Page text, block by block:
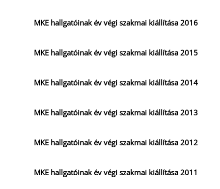
MKE hallgatóinak év végi szakmai kiállítása 2016
MKE hallgatóinak év végi szakmai kiállítása 2015
MKE hallgatóinak év végi szakmai kiállítása 2014
MKE hallgatóinak év végi szakmai kiállítása 2013
MKE hallgatóinak év végi szakmai kiállítása 2012
MKE hallgatóinak év végi szakmai kiállítása 2011